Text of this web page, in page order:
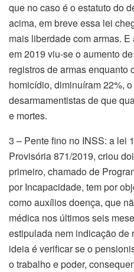
que no caso é o estatuto do
acima, em breve essa lei
mais liberdade com armas.
em 2019 viu-se o aumento
registros de armas enquanto
homicídio, diminuíram 22%,
desarmamentistas de que
e mortes.
3 – Pente fino no INSS: a lei
Provisória 871/2019, criou
primeiro, chamado de
por Incapacidade, tem por
como auxílios doença, que
médica nos últimos seis
estipulada nem indicação
ideia é verificar se o
o trabalho e poder,